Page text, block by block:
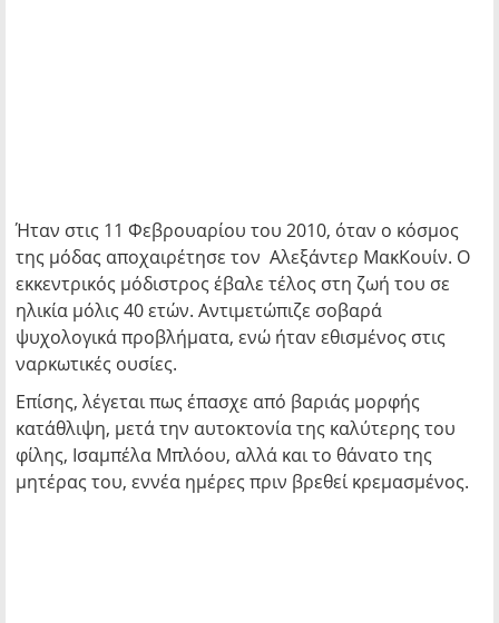
Ήταν στις 11 Φεβρουαρίου του 2010, όταν ο κόσμος
της μόδας αποχαιρέτησε τον Αλεξάντερ ΜακΚουίν. Ο
εκκεντρικός μόδιστρος έβαλε τέλος στη ζωή του σε
ηλικία μόλις 40 ετών. Αντιμετώπιζε σοβαρά
ψυχολογικά προβλήματα, ενώ ήταν εθισμένος στις
ναρκωτικές ουσίες.
Επίσης, λέγεται πως έπασχε από βαριάς μορφής
κατάθλιψη, μετά την αυτοκτονία της καλύτερης του
φίλης, Ισαμπέλα Μπλόου, αλλά και το θάνατο της
μητέρας του, εννέα ημέρες πριν βρεθεί κρεμασμένος.